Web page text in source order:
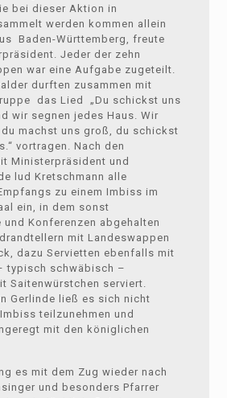
bei dieser Aktion in
werden kommen allein
Baden-Württemberg, freute
Jeder der zehn
war eine Aufgabe zugeteilt.
durften zusammen mit
das Lied „Du schickst uns
wir segnen jedes Haus. Wir
machst uns groß, du schickst
vortragen. Nach den
Ministerpräsident und
lud Kretschmann alle
zu einem Imbiss im
ein, in dem sonst
Konferenzen abgehalten
mit Landeswappen
dazu Servietten ebenfalls mit
typisch schwäbisch –
Saitenwürstchen serviert.
Gerlinde ließ es sich nicht
teilzunehmen und
mit den königlichen
es mit dem Zug wieder nach
und besonders Pfarrer